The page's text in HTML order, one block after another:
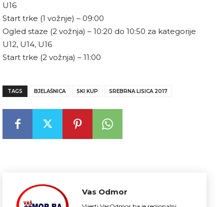
U16
Start trke (1 vožnje) – 09:00
Ogled staze (2 vožnja) – 10:20 do 10:50 za kategorije
U12, U14, U16
Start trke (2 vožnja) – 11:00
TAGS BJELAŠNICA SKI KUP SREBRNA LISICA 2017
Vas Odmor